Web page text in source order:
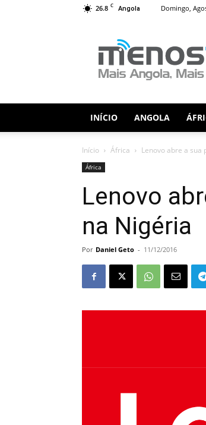
26.8 C Angola Domingo,
Fios
INÍCIO ANGOLA
Início África Lenovo abre a
África
Lenovo
na Nigéria
Por Daniel Geto - 11/12/2016